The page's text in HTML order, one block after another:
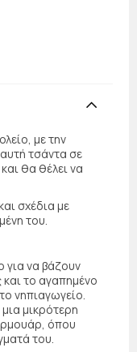
με την
τσάντα σε
θα θέλει να
σχέδια με
του.
για να βάζουν
το αγαπημένο
νηπιαγωγείο.
μικρότερη
όπου
του.